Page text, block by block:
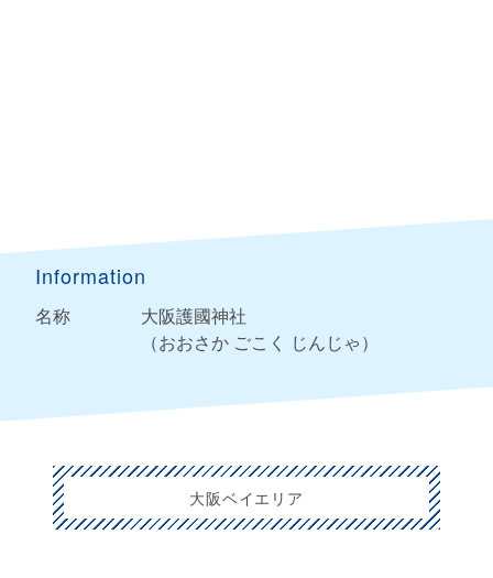
Information
名称
大阪護國神社
（おおさか ごこく じんじゃ）
大阪ベイエリア